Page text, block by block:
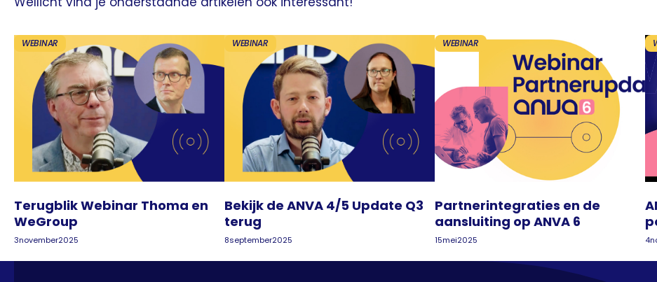
WEBINAR
Terugblik Webinar Thoma en
WeGroup
3november2025
WEBINAR
Bekijk de ANVA 4/5 Update Q3
terug
8september2025
WEBINAR
Partnerintegraties en de
aansluiting op ANVA 6
15mei2025 4